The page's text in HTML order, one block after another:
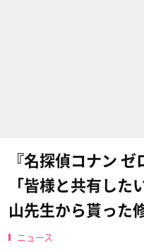
『名探偵コナン
「皆様と共有した
山先生から貰った
ニュース